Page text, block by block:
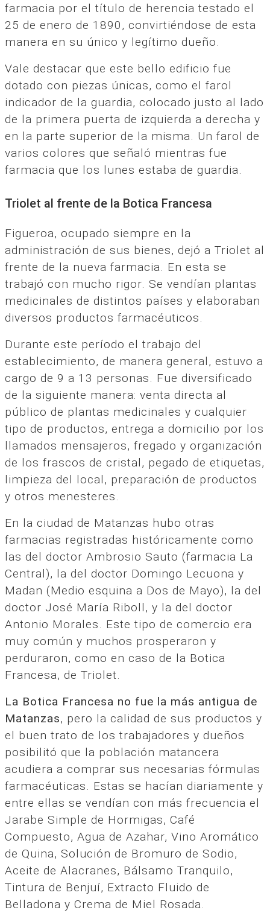
farmacia por el título de herencia testado el
25 de enero de 1890, convirtiéndose de esta
manera en su único y legítimo dueño.
Vale destacar que este bello edificio fue
dotado con piezas únicas, como el farol
indicador de la guardia, colocado justo al lado
de la primera puerta de izquierda a derecha y
en la parte superior de la misma. Un farol de
varios colores que señaló mientras fue
farmacia que los lunes estaba de guardia.
Triolet al frente de la Botica Francesa
Figueroa, ocupado siempre en la
administración de sus bienes, dejó a Triolet al
frente de la nueva farmacia. En esta se
trabajó con mucho rigor. Se vendían plantas
medicinales de distintos países y elaboraban
diversos productos farmacéuticos.
Durante este período el trabajo del
establecimiento, de manera general, estuvo a
cargo de 9 a 13 personas. Fue diversificado
de la siguiente manera: venta directa al
público de plantas medicinales y cualquier
tipo de productos, entrega a domicilio por los
llamados mensajeros, fregado y organización
de los frascos de cristal, pegado de etiquetas,
limpieza del local, preparación de productos
y otros menesteres.
En la ciudad de Matanzas hubo otras
farmacias registradas históricamente como
las del doctor Ambrosio Sauto (farmacia La
Central), la del doctor Domingo Lecuona y
Madan (Medio esquina a Dos de Mayo), la del
doctor José María Riboll, y la del doctor
Antonio Morales. Este tipo de comercio era
muy común y muchos prosperaron y
perduraron, como en caso de la Botica
Francesa, de Triolet.
La Botica Francesa no fue la más antigua de
Matanzas, pero la calidad de sus productos y
el buen trato de los trabajadores y dueños
posibilitó que la población matancera
acudiera a comprar sus necesarias fórmulas
farmacéuticas. Estas se hacían diariamente y
entre ellas se vendían con más frecuencia el
Jarabe Simple de Hormigas, Café
Compuesto, Agua de Azahar, Vino Aromático
de Quina, Solución de Bromuro de Sodio,
Aceite de Alacranes, Bálsamo Tranquilo,
Tintura de Benjuí, Extracto Fluido de
Belladona y Crema de Miel Rosada.